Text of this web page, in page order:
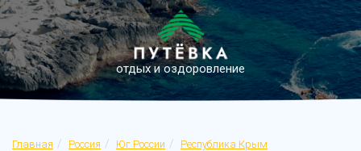
отдых и оздоровление
Главная Россия Юг России
Республика Крым